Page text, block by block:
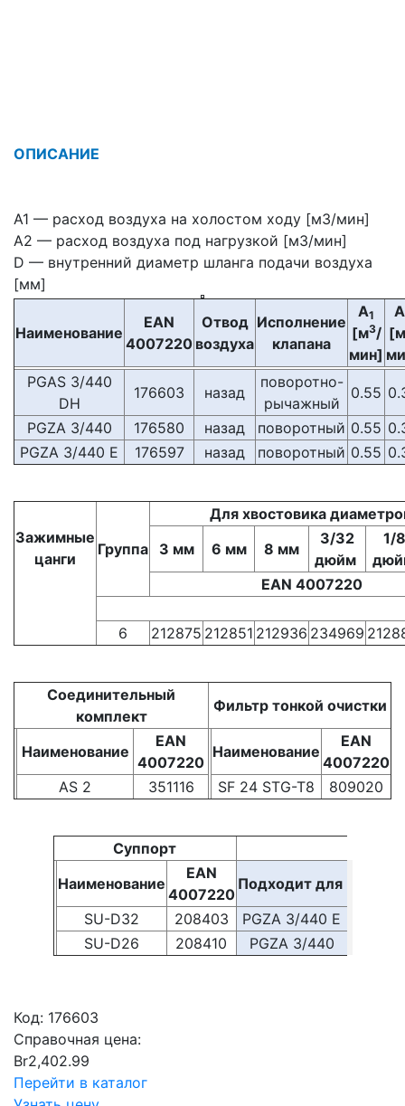
ОПИСАНИЕ
A1 — расход воздуха на холостом ходу [м3/мин]
A2 — расход воздуха под нагрузкой [м3/мин]
D — внутренний диаметр шланга подачи воздуха
[мм]
Наименование
EAN
4007220
Отвод
воздуха
Исполнение
клапана
A1
[м3/
мин]
A
[м
PGAS 3/440
DH
176603 назад
поворотно-
рычажный
0.55
PGZA 3/440
176580 назад поворотный 0.55
PGZA 3/440 E
176597 назад поворотный 0.55
Зажимные
цанги
Группа
Для хвостовика
3 мм
6 мм 8 мм
3/32
дюйм
1/8
EAN 4007220
6 212875 212851 212936 234969
Соединительный
комплект
Фильтр тонкой очистки
Наименование
EAN
4007220
Наименование
EAN
4007220
AS 2
351116 SF 24 STG-T8 809020
Суппорт
Наименование
EAN
4007220
Подходит для
SU-D32
208403
PGZA 3/440 E
SU-D26
208410 PGZA 3/440
Код: 176603
Справочная цена:
Br2,402.99
Перейти в каталог